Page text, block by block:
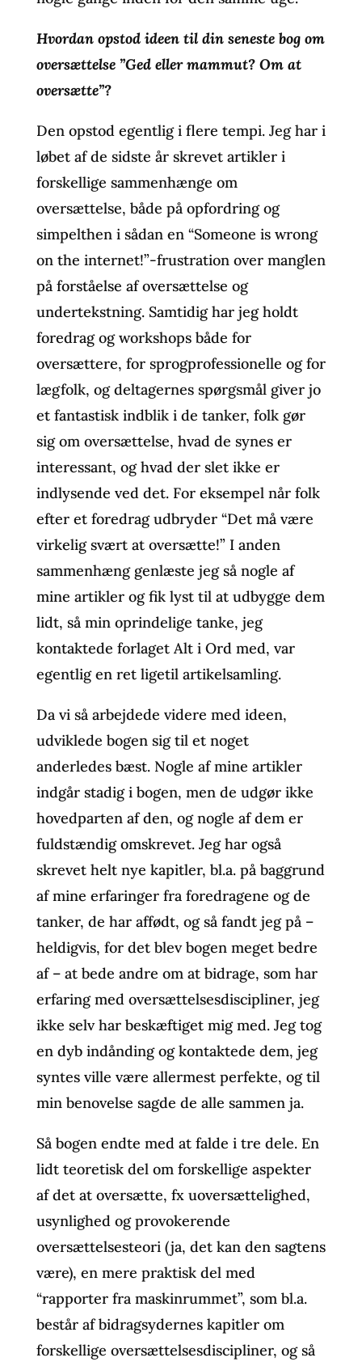
Hvordan opstod ideen til din seneste bog om
oversættelse ”Ged eller mammut? Om at
oversætte”?
Den opstod egentlig i flere tempi. Jeg har i
løbet af de sidste år skrevet artikler i
forskellige sammenhænge om
oversættelse, både på opfordring og
simpelthen i sådan en “Someone is wrong
on the internet!”-frustration over manglen
på forståelse af oversættelse og
undertekstning. Samtidig har jeg holdt
foredrag og workshops både for
oversættere, for sprogprofessionelle og for
lægfolk, og deltagernes spørgsmål giver jo
et fantastisk indblik i de tanker, folk gør
sig om oversættelse, hvad de synes er
interessant, og hvad der slet ikke er
indlysende ved det. For eksempel når folk
efter et foredrag udbryder “Det må være
virkelig svært at oversætte!” I anden
sammenhæng genlæste jeg så nogle af
mine artikler og fik lyst til at udbygge dem
lidt, så min oprindelige tanke, jeg
kontaktede forlaget Alt i Ord med, var
egentlig en ret ligetil artikelsamling.
Da vi så arbejdede videre med ideen,
udviklede bogen sig til et noget
anderledes bæst. Nogle af mine artikler
indgår stadig i bogen, men de udgør ikke
hovedparten af den, og nogle af dem er
fuldstændig omskrevet. Jeg har også
skrevet helt nye kapitler, bl.a. på baggrund
af mine erfaringer fra foredragene og de
tanker, de har affødt, og så fandt jeg på –
heldigvis, for det blev bogen meget bedre
af – at bede andre om at bidrage, som har
erfaring med oversættelsesdiscipliner, jeg
ikke selv har beskæftiget mig med. Jeg tog
en dyb indånding og kontaktede dem, jeg
syntes ville være allermest perfekte, og til
min benovelse sagde de alle sammen ja.
Så bogen endte med at falde i tre dele. En
lidt teoretisk del om forskellige aspekter
af det at oversætte, fx uoversættelighed,
usynlighed og provokerende
oversættelsesteori (ja, det kan den sagtens
være), en mere praktisk del med
“rapporter fra maskinrummet”, som bl.a.
består af bidragsydernes kapitler om
forskellige oversættelsesdiscipliner, og så